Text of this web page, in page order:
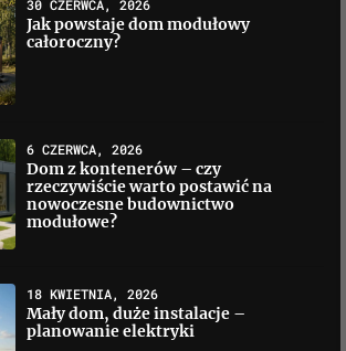
30 CZERWCA, 2026
Jak powstaje dom modułowy
całoroczny?
6 CZERWCA, 2026
Dom z kontenerów – czy
rzeczywiście warto postawić na
nowoczesne budownictwo
modułowe?
18 KWIETNIA, 2026
Mały dom, duże instalacje –
planowanie elektryki